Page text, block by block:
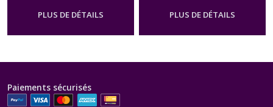
PLUS DE DÉTAILS PLUS DE DÉTAILS
Paiements sécurisés